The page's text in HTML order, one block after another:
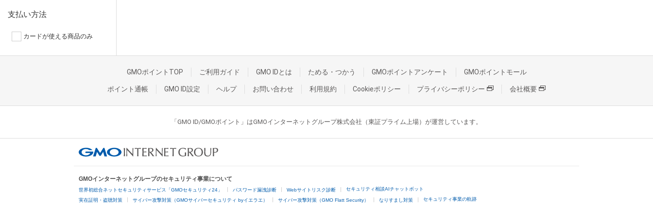
支払い方法
カードが使える商品のみ
GMOポイントTOP ご利用ガイド GMO IDとは ためる・つかう GMOポイントアンケート GMOポイントモール
ポイント通帳 GMO ID設定 ヘルプ お問い合わせ 利用規約 Cookieポリシー プライバシーポリシー 会社概要
「GMO ID/GMOポイント」はGMOインターネットグループ株式会社（東証プライム上場）が運営しています。
GMOインターネットグループのセキュリティ事業について
世界初総合ネットセキュリティサービス「GMOセキュリティ24」 パスワード漏洩診断 Webサイトリスク診断 セキュリティ相談AIチャットボット
実在証明・盗聴対策 サイバー攻撃対策（GMOサイバーセキュリティ byイエラエ） サイバー攻撃対策（GMO Flatt Security） なりすまし対策 セキュリティ事業の軌跡